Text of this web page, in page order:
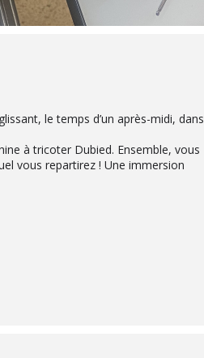
le temps d’un après-midi, dans
à tricoter Dubied. Ensemble, vous
vous repartirez ! Une immersion